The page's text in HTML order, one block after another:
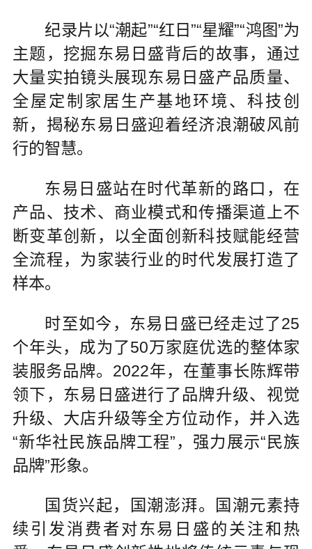
纪录片以“潮起”“红日”“星耀”“鸿图”为
主题，挖掘东易日盛背后的故事，通过
大量实拍镜头展现东易日盛产品质量、
全屋定制家居生产基地环境、科技创
新，揭秘东易日盛迎着经济浪潮破风前
行的智慧。
东易日盛站在时代革新的路口，在
产品、技术、商业模式和传播渠道上不
断变革创新，以全面创新科技赋能经营
全流程，为家装行业的时代发展打造了
样本。
时至如今，东易日盛已经走过了25
个年头，成为了50万家庭优选的整体家
装服务品牌。2022年，在董事长陈辉带
领下，东易日盛进行了品牌升级、视觉
升级、大店升级等全方位动作，并入选
“新华社民族品牌工程”，强力展示“民族
品牌”形象。
国货兴起，国潮澎湃。国潮元素持
续引发消费者对东易日盛的关注和热